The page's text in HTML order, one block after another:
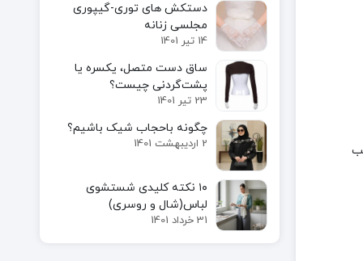
دستکش های توری-گیپوری
مجلسی زنانه
14 تیر 1401
ساق دست متصل، یکسره یا
پشت‌گردنی چیست؟
23 تیر 1401
چگونه باحجاب شیک باشیم؟
2 اردیبهشت 1401
۱۰ نکته کلیدی شستشوی
لباس(شال و روسری)
31 خرداد 1401